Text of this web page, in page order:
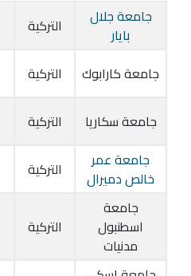
جامعة جلال
بايار
التركية
جامعة كارابوك
التركية
جامعة سكاريا
التركية
جامعة عمر
خالص دميرال
التركية
جامعة
اسطنبول
مدنيات
التركية